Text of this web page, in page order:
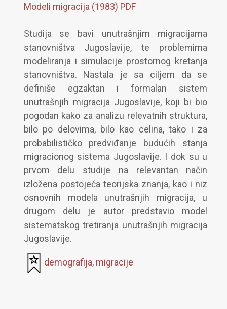
Modeli migracija (1983) PDF
Studija se bavi unutrašnjim migracijama
stanovništva Jugoslavije, te problemima
modeliranja i simulacije prostornog kretanja
stanovništva. Nastala je sa ciljem da se
definiše egzaktan i formalan sistem
unutrašnjih migracija Jugoslavije, koji bi bio
pogodan kako za analizu relevatnih struktura,
bilo po delovima, bilo kao celina, tako i za
probabilističko predviđanje budućih stanja
migracionog sistema Jugoslavije. I dok su u
prvom delu studije na relevantan način
izložena postojeća teorijska znanja, kao i niz
osnovnih modela unutrašnjih migracija, u
drugom delu je autor predstavio model
sistematskog tretiranja unutrašnjih migracija
Jugoslavije.
demografija, migracije